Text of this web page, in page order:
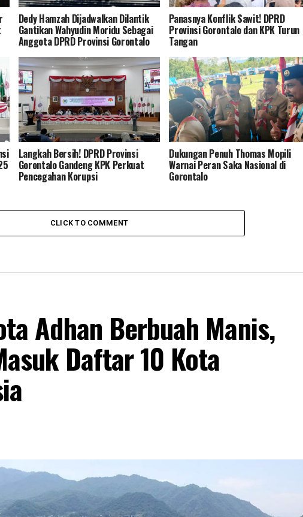
Dedy Hamzah Dijadwalkan Dilantik
Gantikan Wahyudin Moridu Sebagai
Anggota DPRD Provinsi Gorontalo
Panasnya Konflik Sawit! DPRD
Provinsi Gorontalo dan KPK Turun
Tangan
Langkah Bersih! DPRD Provinsi
Gorontalo Gandeng KPK Perkuat
Pencegahan Korupsi
Dukungan Penuh Thomas Mopili
Warnai Peran Saka Nasional di
Gorontalo
CLICK TO COMMENT
Adhan Berbuah Manis,
Daftar 10 Kota